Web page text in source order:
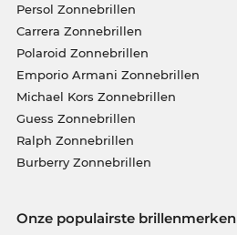
Persol Zonnebrillen
Carrera Zonnebrillen
Polaroid Zonnebrillen
Emporio Armani Zonnebrillen
Michael Kors Zonnebrillen
Guess Zonnebrillen
Ralph Zonnebrillen
Burberry Zonnebrillen
Onze populairste brillenmerken